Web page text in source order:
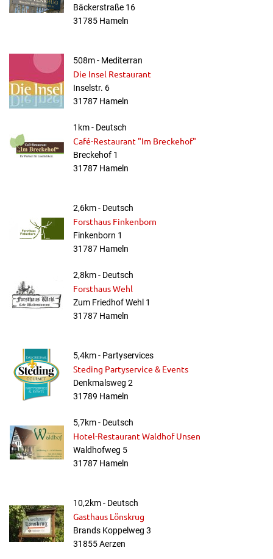
Bäckerstraße 16
31785 Hameln
508m - Mediterran
Die Insel Restaurant
Inselstr. 6
31787 Hameln
1km - Deutsch
Café-Restaurant "Im Breckehof"
Breckehof 1
31787 Hameln
2,6km - Deutsch
Forsthaus Finkenborn
Finkenborn 1
31787 Hameln
2,8km - Deutsch
Forsthaus Wehl
Zum Friedhof Wehl 1
31787 Hameln
5,4km - Partyservices
Steding Partyservice & Events
Denkmalsweg 2
31789 Hameln
5,7km - Deutsch
Hotel-Restaurant Waldhof Unsen
Waldhofweg 5
31787 Hameln
10,2km - Deutsch
Gasthaus Lönskrug
Brands Koppelweg 3
31855 Aerzen